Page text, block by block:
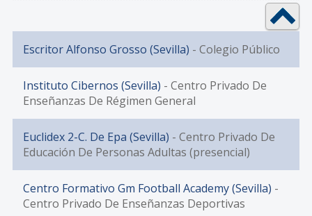
Escritor Alfonso Grosso (Sevilla) - Colegio Público
Instituto Cibernos (Sevilla) - Centro Privado De
Enseñanzas De Régimen General
Euclidex 2-C. De Epa (Sevilla) - Centro Privado De
Educación De Personas Adultas (presencial)
Centro Formativo Gm Football Academy (Sevilla) -
Centro Privado De Enseñanzas Deportivas